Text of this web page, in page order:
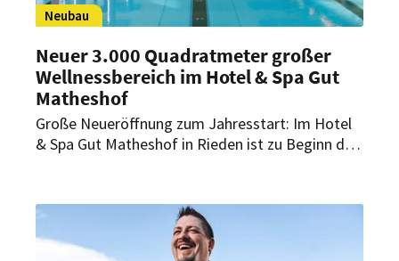
Neubau
Neuer 3.000 Quadratmeter großer
Wellnessbereich im Hotel & Spa Gut
Matheshof
Große Neueröffnung zum Jahresstart: Im Hotel
& Spa Gut Matheshof in Rieden ist zu Beginn des
Insgesamt wurde ein zweistelliger
Millionenbetrag investiert.